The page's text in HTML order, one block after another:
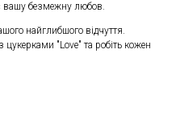
вашу безмежну любов.
найглибшого відчуття.
цукерками "Love" та робіть кожен